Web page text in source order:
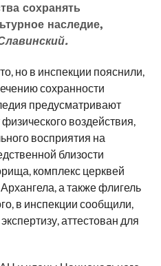
сохранять
наследие,
но в инспекции пояснили,
сохранности
предусматривают
воздействия,
восприятия на
близости
комплекс церквей
а также флигель
в инспекции сообщили,
аттестован для